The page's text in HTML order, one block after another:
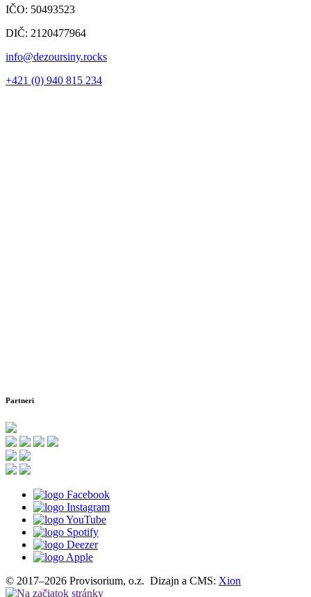
IČO: 50493523
DIČ: 2120477964
info@dezoursiny.rocks
+421 (0) 940 815 234
Partneri
© 2017–2026 Provisorium, o.z. Dizajn a CMS: Xion